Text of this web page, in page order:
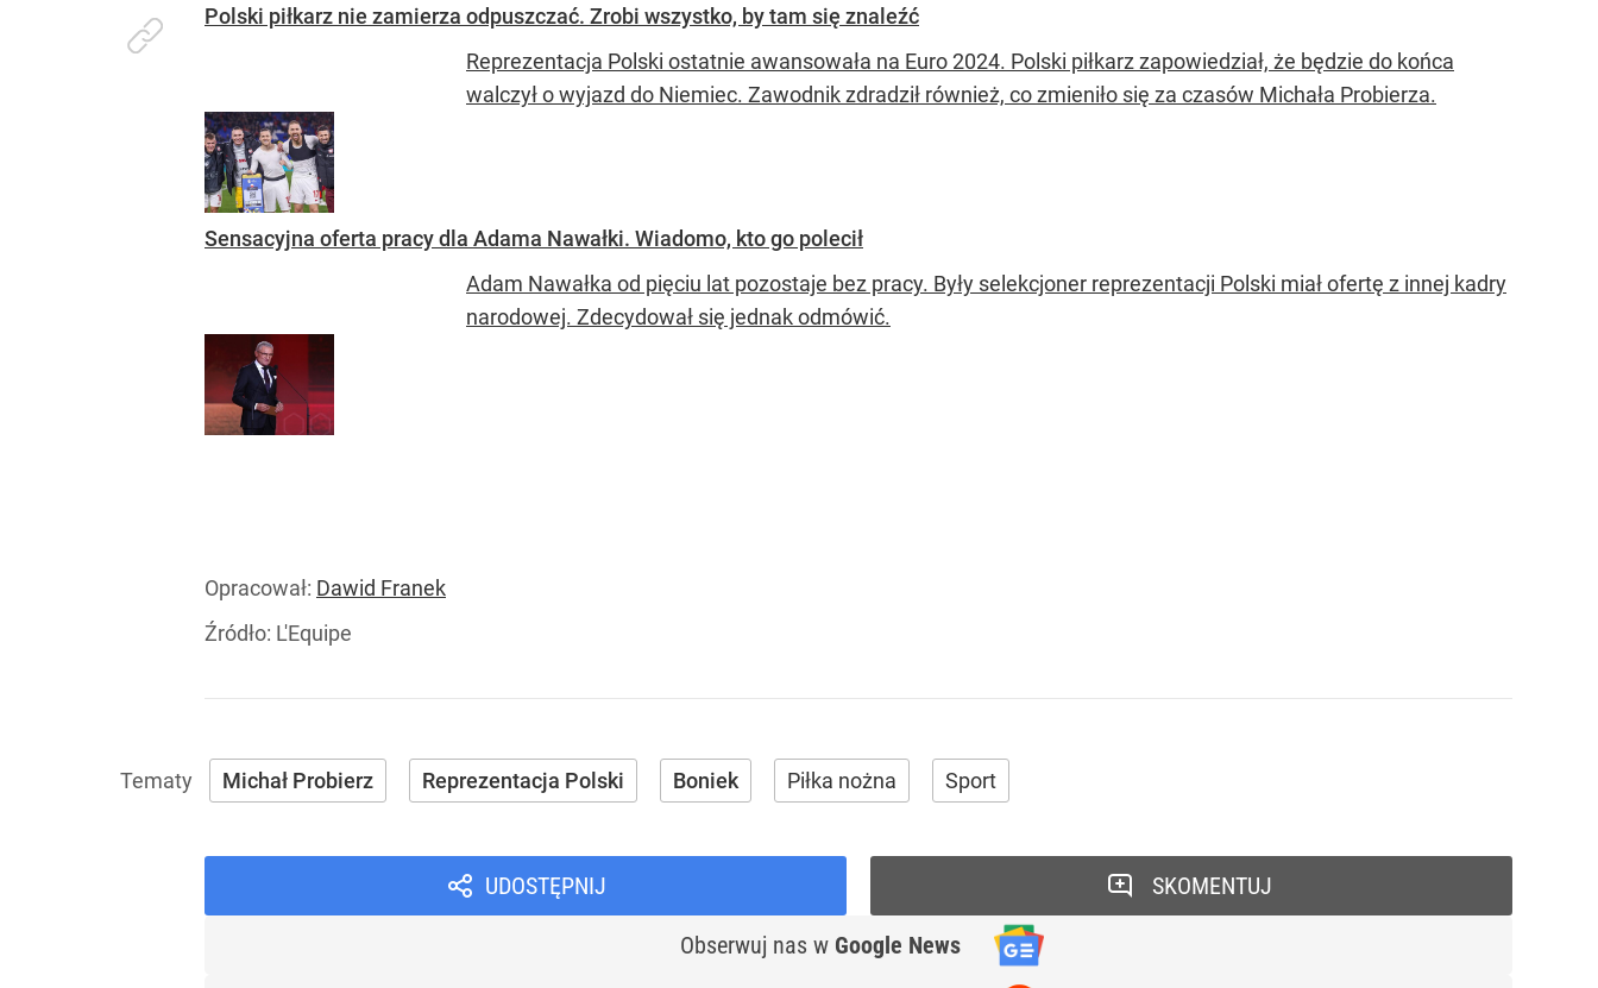
Polski piłkarz nie zamierza odpuszczać. Zrobi wszystko, by tam się znaleźć
Reprezentacja Polski ostatnie awansowała na Euro 2024. Polski piłkarz zapowiedział, że będzie do końca
walczył o wyjazd do Niemiec. Zawodnik zdradził również, co zmieniło się za czasów Michała Probierza.
Sensacyjna oferta pracy dla Adama Nawałki. Wiadomo, kto go polecił
Adam Nawałka od pięciu lat pozostaje bez pracy. Były selekcjoner reprezentacji Polski miał ofertę z innej kadry
narodowej. Zdecydował się jednak odmówić.
Opracował: Dawid Franek
Źródło: L'Equipe
Michał Probierz Reprezentacja Polski Boniek Piłka nożna Sport
UDOSTĘPNIJ
Obserwuj nas w Google News
SKOMENTUJ